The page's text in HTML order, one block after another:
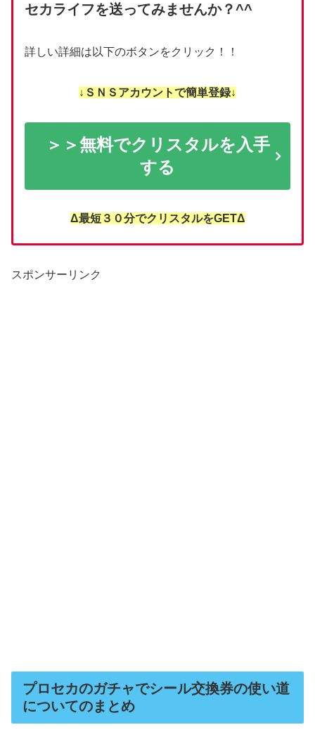
セカライフを送ってみませんか？^^
詳しい詳細は以下のボタンをクリック！！
↓ＳＮＳアカウントで簡単登録↓
＞＞無料でクリスタルを入手
する
Δ最短３０分でクリスタルをGETΔ
スポンサーリンク
プロセカのガチャでシール交換券の使い道
についてのまとめ